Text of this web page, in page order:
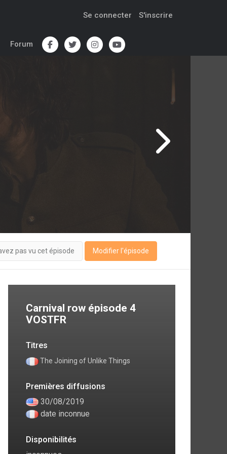
Se connecter S'inscrire
Forum
pas vu cet épisode Modifier l'épisode
Carnival row épisode 4
VOSTFR
Titres
The Joining of Unlike Things
Premières diffusions
30/08/2019
date inconnue
Disponibilités